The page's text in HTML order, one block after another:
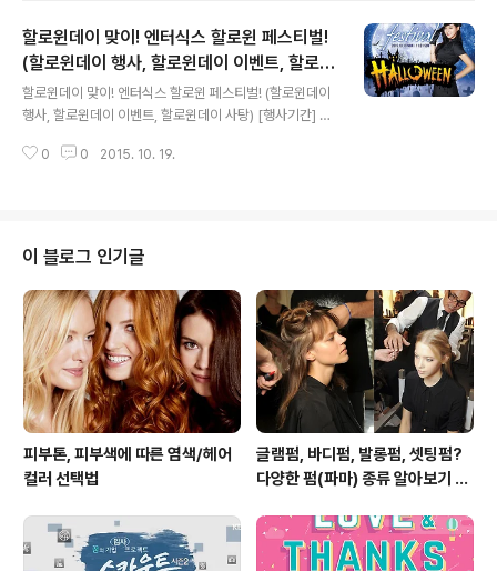
NT (1) AOA 설현 미공개 포스터 증정 - 기간: 11월 2일 ~
소진시 종료 - 대상 : 서프라이즈 카드 회원 구매고객 ※ 중
복 증정 가능 / 특전비 유효기간 종료된 회원 증정불가 ※ 임
대매장 및 일부 매장 제외 (2) 5% 상품교환권 증정! - 기간
: 11월 6일 ~ 8일 - 대상 : 20만원 이상 구매고객 (3) 문화
상품권 5천원 증정 - 기간 :..
할로윈데이 맞이! 엔터식스 할로윈 페스티벌!
(할로윈데이 행사, 할로윈데이 이벤트, 할로윈
데이 사탕)
할로윈데이 맞이! 엔터식스 할로윈 페스티벌! (할로윈데이
행사, 할로윈데이 이벤트, 할로윈데이 사탕) [행사기간] 20
터식스 할로윈 페스티벌! 엔터식스와 함께 할로윈을 즐길
기간 : 10월 19일 ~ 11월 1일 - 대상 : 서프라이즈 카드 회
원 구매고객 - 중복 증정 가능 (2) 할로윈 선물 이벤트 ①
할로윈 호박 바구니 증정! - 기간 : 10월 23일 ~ 25일 - 대
상 : 서프라이즈 카드 회원 3만원 이상 구매 고객 ② 할로윈
마스크팩 증정! - 기간 ..
0 0 2015. 10. 19.
이 블로그 인기글
피부톤, 피부색에 따른 염색/헤어
컬러 선택법
글램펌, 바디펌, 발롱펌, 셋팅펌?
다양한 펌(파마) 종류 알아보기 여